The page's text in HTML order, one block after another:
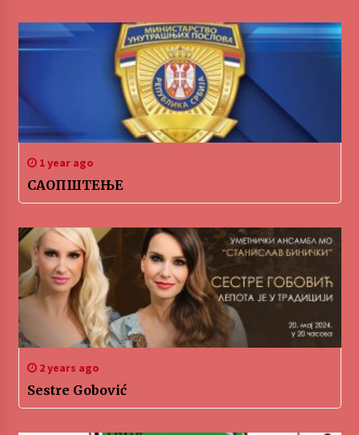
1 year ago
САОПШТЕЊЕ
2 years ago
Sestre Gobović